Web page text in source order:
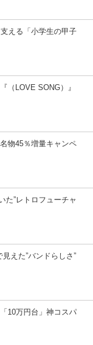
える「小学生の甲子
（LOVE SONG）』
物45％増量キャンペ
”レトロフューチャ
えた”バンドらしさ”
10万円台」神コスパ